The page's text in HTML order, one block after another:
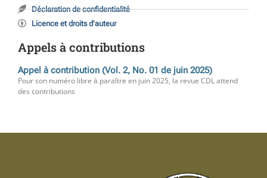
Déclaration de confidentialité
Licence et droits d'auteur
Appels à contributions
Appel à contribution (Vol. 2, No. 01 de juin 2025)
Pour son numéro libre à paraître en juin 2025, la revue CDL attend
des contributions